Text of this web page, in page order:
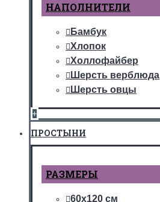
НАПОЛНИТЕЛИ
Бамбук
Хлопок
Холлофайбер
Шерсть верблюда
Шерсть овцы
+
ПРОСТЫНИ
РАЗМЕРЫ
60х120 см